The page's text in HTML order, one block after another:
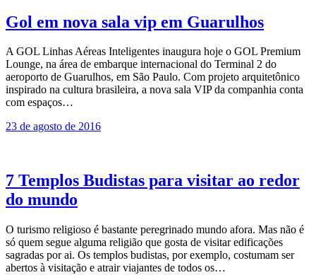
Gol em nova sala vip em Guarulhos
A GOL Linhas Aéreas Inteligentes inaugura hoje o GOL Premium
Lounge, na área de embarque internacional do Terminal 2 do
aeroporto de Guarulhos, em São Paulo. Com projeto arquitetônico
inspirado na cultura brasileira, a nova sala VIP da companhia conta
com espaços…
23 de agosto de 2016
7 Templos Budistas para visitar ao redor
do mundo
O turismo religioso é bastante peregrinado mundo afora. Mas não é
só quem segue alguma religião que gosta de visitar edificações
sagradas por ai. Os templos budistas, por exemplo, costumam ser
abertos à visitação e atrair viajantes de todos os…